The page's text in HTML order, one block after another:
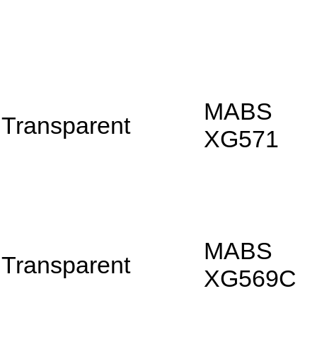
Transparent
MABS
XG571
Transparent
MABS
XG569C